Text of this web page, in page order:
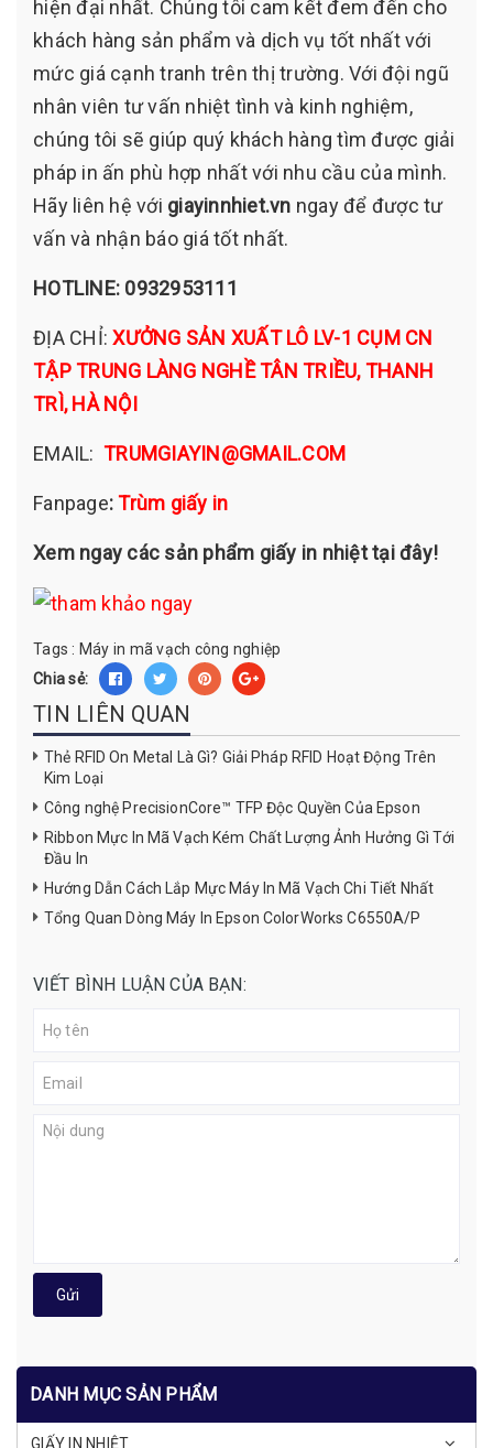
hiện đại nhất. Chúng tôi cam kết đem đến cho
khách hàng sản phẩm và dịch vụ tốt nhất với
mức giá cạnh tranh trên thị trường. Với đội ngũ
nhân viên tư vấn nhiệt tình và kinh nghiệm,
chúng tôi sẽ giúp quý khách hàng tìm được giải
pháp in ấn phù hợp nhất với nhu cầu của mình.
Hãy liên hệ với giayinnhiet.vn ngay để được tư
vấn và nhận báo giá tốt nhất.
HOTLINE: 0932953111
ĐỊA CHỈ: XƯỞNG SẢN XUẤT LÔ LV-1 CỤM CN
TẬP TRUNG LÀNG NGHỀ TÂN TRIỀU, THANH
TRÌ, HÀ NỘI
EMAIL: TRUMGIAYIN@GMAIL.COM
Fanpage:Trùm giấy in
Xem ngay các sản phẩm giấy in nhiệt tại đây!
Tags : Máy in mã vạch công nghiệp
Chia sẻ:
TIN LIÊN QUAN
Thẻ RFID On Metal Là Gì? Giải Pháp RFID Hoạt Động Trên
Kim Loại
Công nghệ PrecisionCore™ TFP Độc Quyền Của Epson
Ribbon Mực In Mã Vạch Kém Chất Lượng Ảnh Hưởng Gì Tới
Đầu In
Hướng Dẫn Cách Lắp Mực Máy In Mã Vạch Chi Tiết Nhất
Tổng Quan Dòng Máy In Epson ColorWorks C6550A/P
VIẾT BÌNH LUẬN CỦA BẠN:
Gửi
DANH MỤC SẢN PHẨM
GIẤY IN NHIỆT